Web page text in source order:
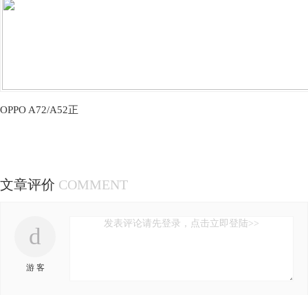
OPPO A72/A52正
文章评价 COMMENT
d
游 客
发表评论请先登录，点击立即登陆>>